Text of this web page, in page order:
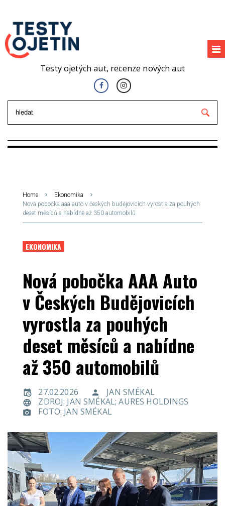
Testy ojetých aut, recenze nových aut
Home
Ekonomika
Nová pobočka aaa auto v českých budějovicích vyrostla za pouhých
deset měsíců a nabídne až 350 automobilů
EKONOMIKA
Nová pobočka AAA Auto
v Českých Budějovicích
vyrostla za pouhých
deset měsíců a nabídne
až 350 automobilů
27.02.2026
JAN SMÉKAL
ZDROJ: JAN SMÉKAL; AURES HOLDINGS
FOTO: JAN SMÉKAL